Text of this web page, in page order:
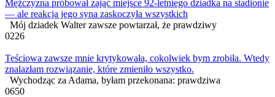
Mężczyzna próbował zająć miejsce 92-letniego dziadka na stadionie
— ale reakcja jego syna zaskoczyła wszystkich
Mój dziadek Walter zawsze powtarzał, że prawdziwy
0226
Teściowa zawsze mnie krytykowała, cokolwiek bym zrobiła. Wtedy
znalazłam rozwiązanie, które zmieniło wszystko.
Wychodząc za Adama, byłam przekonana: prawdziwa
0650